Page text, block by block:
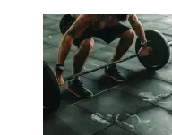
Primära
sidofältet
Widget
område